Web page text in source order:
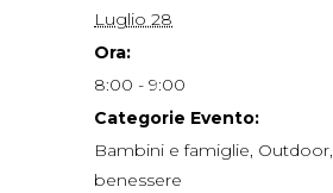
Luglio 28
Ora:
8:00 - 9:00
Categorie Evento:
Bambini e famiglie, Outdoor,
benessere